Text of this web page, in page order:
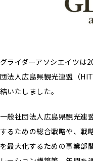
グライダーアソシエイツは
団法人広島県観光連盟（
結いたしました。
一般社団法人広島県観光連
するための総合戦略や、戦
を最大化するための事業部